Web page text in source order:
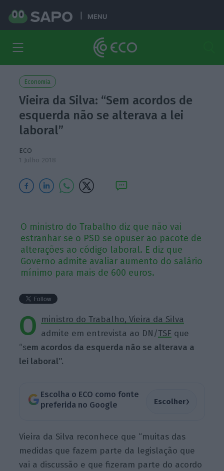
MENU
Economia
Vieira da Silva: “Sem acordos de
esquerda não se alterava a lei
laboral”
ECO
1 Julho 2018
O ministro do Trabalho diz que não vai
estranhar se o PSD se opuser ao pacote de
alterações ao código laboral. E diz que
Governo admite avaliar aumento do salário
mínimo para mais de 600 euros.
O ministro do Trabalho, Vieira da Silva
admite em entrevista ao DN/TSF que
“sem acordos da esquerda não se alterava a
lei laboral”.
Escolha o ECO como fonte
preferida no Google
Escolher›
Vieira da Silva reconhece que “muitas das
medidas que fazem parte da legislação que
vai a discussão e que fizeram parte do acordo